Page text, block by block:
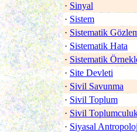
· Sinyal
· Sistem
· Sistematik
· Sistematik Hata
· Sistematik
· Site Devleti
· Sivil Savunma
· Sivil Toplum
· Sivil
· Siyasal